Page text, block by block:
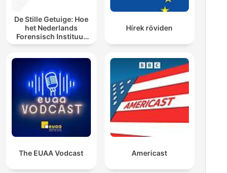
De Stille Getuige: Hoe
het Nederlands
Forensisch Instituut
sporen laat spreken
Hírek röviden
The EUAA Vodcast Americast